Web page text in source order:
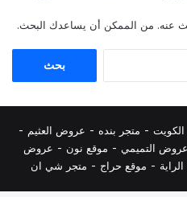
عنه. من الممكن أن يساعدك البحث.
- متجر بنده - عروض العثيم -
عروض التميمي - موقع نون - عروض
- موقع حراج - متجر شي ان